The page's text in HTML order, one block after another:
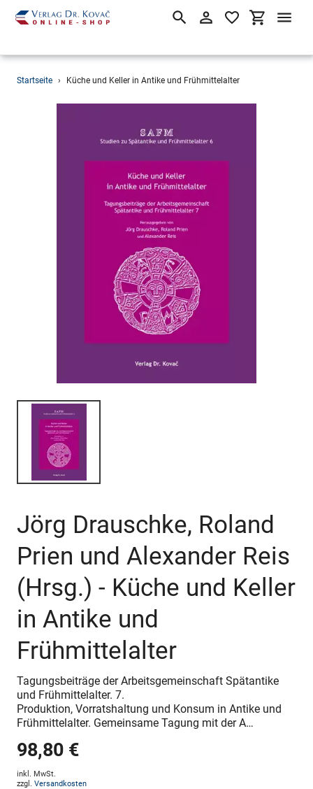
Direkt
SuchenEinloggen
Startseite › Küche und Keller in Antike und Frühmittelalter
Jörg Drauschke, Roland
Prien und Alexander Reis
(Hrsg.) - Küche und Keller
in Antike und
Frühmittelalter
Tagungsbeiträge der Arbeitsgemeinschaft Spätantike
und Frühmittelalter. 7.
Produktion, Vorratshaltung und Konsum in Antike und
Frühmittelalter. Gemeinsame Tagung mit der A…
98,80 €
inkl. MwSt.
zzgl. Versandkosten